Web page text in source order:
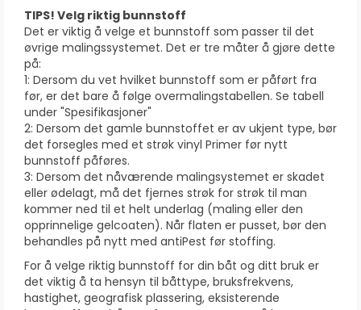
TIPS! Velg riktig bunnstoff
Det er viktig å velge et bunnstoff som passer til det
øvrige malingssystemet. Det er tre måter å gjøre dette
på:
1: Dersom du vet hvilket bunnstoff som er påført fra
før, er det bare å følge overmalingstabellen. Se tabell
under "Spesifikasjoner"
2: Dersom det gamle bunnstoffet er av ukjent type, bør
det forsegles med et strøk vinyl Primer før nytt
bunnstoff påføres.
3: Dersom det nåværende malingsystemet er skadet
eller ødelagt, må det fjernes strøk for strøk til man
kommer ned til et helt underlag (maling eller den
opprinnelige gelcoaten). Når flaten er pusset, bør den
behandles på nytt med antiPest før stoffing.
For å velge riktig bunnstoff for din båt og ditt bruk er
det viktig å ta hensyn til båttype, bruksfrekvens,
hastighet, geografisk plassering, eksisterende